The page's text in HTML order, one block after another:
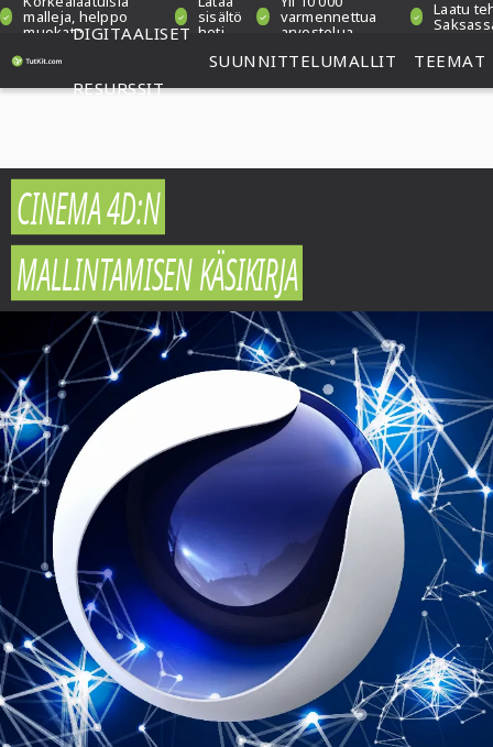
malleja, helppo
muokata
sisältö
heti
varmennettua
arvostelua
Laatu
DIGITAALISET
RESURSSIT
SUUNNITTELUMALLIT TEEMAT
CINEMA 4D:N
MALLINTAMISEN KÄSIKIRJA